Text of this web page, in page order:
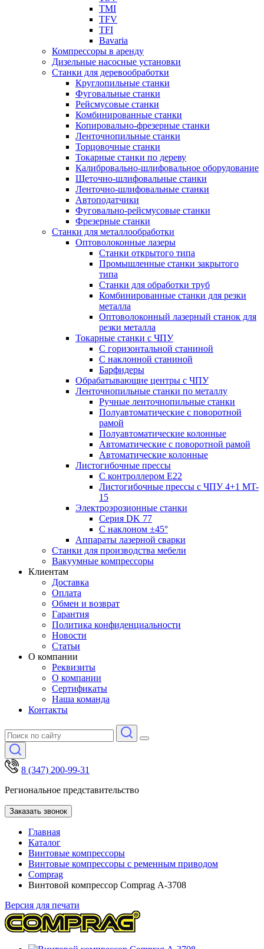
TMI
TFV
TFI
Bavaria
Компрессоры в аренду
Дизельные насосные установки
Станки для деревообработки
Круглопильные станки
Фуговальные станки
Рейсмусовые станки
Комбинированные станки
Копировально-фрезерные станки
Ленточнопильные станки
Торцовочные станки
Токарные станки по дереву
Калибровально-шлифовальное оборудование
Щеточно-шлифовальные станки
Ленточно-шлифовальные станки
Автоподатчики
Фуговально-рейсмусовые станки
Фрезерные станки
Станки для металлообработки
Оптоволоконные лазеры
Станки открытого типа
Промышленные станки закрытого
типа
Станки для обработки труб
Комбинированные станки для резки
металла
Оптоволоконный лазерный станок для
резки металла
Токарные станки с ЧПУ
С горизонтальной станиной
С наклонной станиной
Барфидеры
Обрабатывающие центры с ЧПУ
Ленточнопильные станки по металлу
Ручные ленточнопильные станки
Полуавтоматические с поворотной
рамой
Полуавтоматические колонные
Автоматические с поворотной рамой
Автоматические колонные
Листогибочные прессы
С контроллером E22
Листогибочные прессы с ЧПУ 4+1 MT-
15
Электроэрозионные станки
Серия DK 77
С наклоном ±45°
Аппараты лазерной сварки
Станки для производства мебели
Вакуумные компрессоры
Клиентам
Доставка
Оплата
Обмен и возврат
Гарантия
Политика конфиденциальности
Новости
Статьи
О компании
Реквизиты
О компании
Сертификаты
Наша команда
Контакты
8 (347) 200-99-31
Региональное представительство
Заказать звонок
Главная
Каталог
Винтовые компрессоры
Винтовые компрессоры с ременным приводом
Comprag
Винтовой компрессор Comprag А-3708
Версия для печати